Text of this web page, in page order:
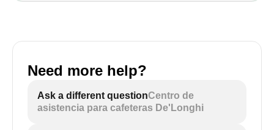
Need more help?
Ask a different questionCentro de
asistencia para cafeteras De'Longhi